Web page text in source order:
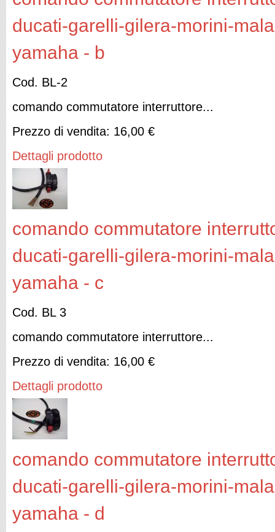
ducati-garelli-gilera-morini-
yamaha - b
Cod. BL-2
comando commutatore interruttore...
Prezzo di vendita: 16,00 €
Dettagli prodotto
comando commutatore
ducati-garelli-gilera-morini-
yamaha - c
Cod. BL 3
comando commutatore interruttore...
Prezzo di vendita: 16,00 €
Dettagli prodotto
comando commutatore
ducati-garelli-gilera-morini-
yamaha - d